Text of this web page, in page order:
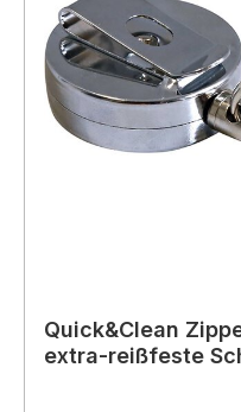
Quick&Clean
extra-reißfeste